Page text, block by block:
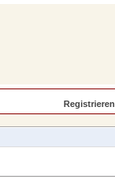
Registrieren